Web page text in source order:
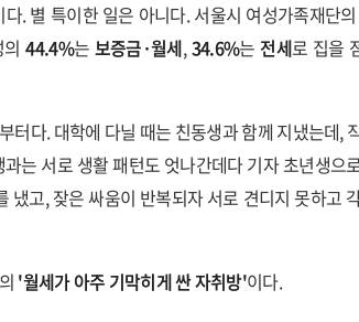
. 별 특이한 일은 아니다. 서울시 여성가족재단
의44.4%는 보증금·월세,34.6%는 전세로 집을
터다. 대학에 다닐 때는 친동생과 함께 지냈는데,
는 서로 생활 패턴도 엇나간데다 기자 초년생으
냈고, 잦은 싸움이 반복되자 서로 견디지 못하고
'월세가 아주 기막히게 싼 자취방'이다.